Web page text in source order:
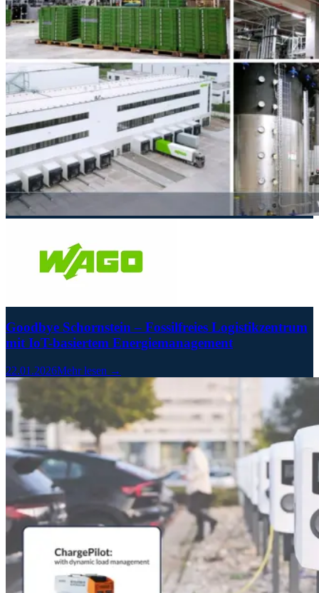
Goodbye Schornstein – Fossilfreies Logistikzentrum
mit IoT-basiertem Energiemanagement
22.01.2026Mehr lesen →